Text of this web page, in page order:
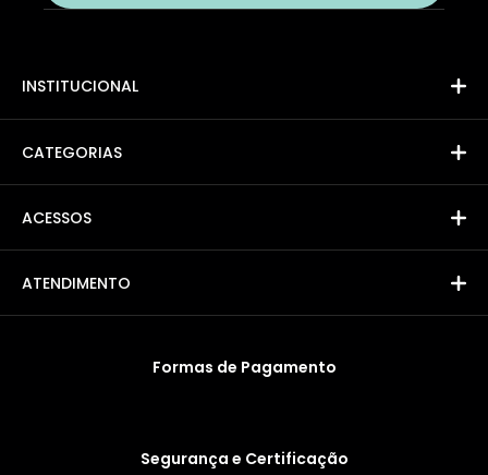
INSTITUCIONAL
CATEGORIAS
ACESSOS
ATENDIMENTO
Formas de Pagamento
Segurança e Certificação